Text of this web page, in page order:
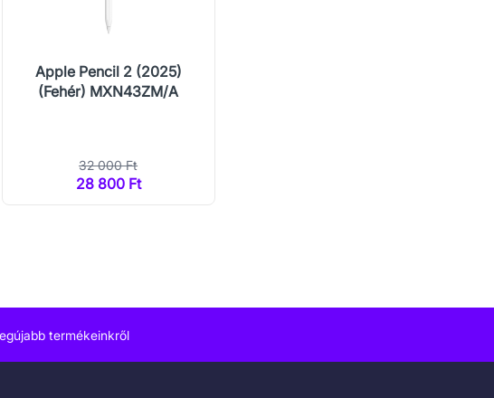
Apple Pencil 2 (2025)
(Fehér) MXN43ZM/A
32 000 Ft
28 800 Ft
termékeinkről